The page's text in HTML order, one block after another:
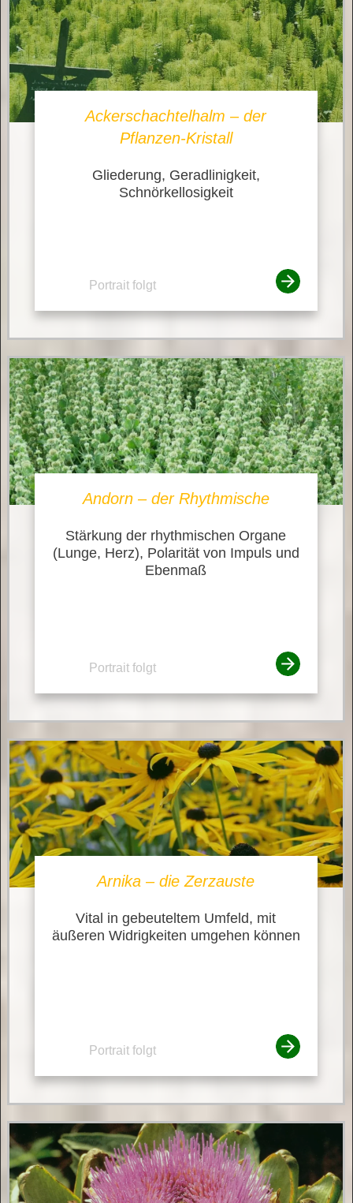
Ackerschachtelhalm – der
Pflanzen-Kristall
Gliederung, Geradlinigkeit,
Schnörkellosigkeit
Portrait folgt
Andorn – der Rhythmische
Stärkung der rhythmischen Organe
(Lunge, Herz), Polarität von Impuls und
Ebenmaß
Portrait folgt
Arnika – die Zerzauste
Vital in gebeuteltem Umfeld, mit
äußeren Widrigkeiten umgehen können
Portrait folgt